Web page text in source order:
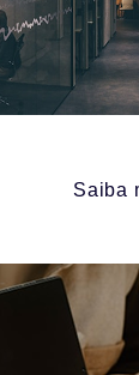
Saiba